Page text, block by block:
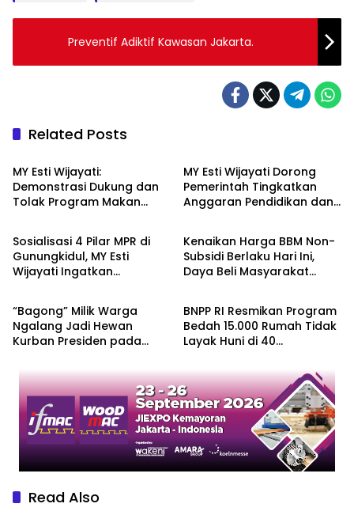
Preventif Adiktif Kawasan Jakarta.
Related Posts
Berita
MY Esti Wijayati:
Demonstrasi Dukung dan
Tolak Program Makan
MY Esti Wijayati Dorong
Pemerintah Tingkatkan
Anggaran Pendidikan dan
Berita
Sosialisasi 4 Pilar MPR di
Gunungkidul, MY Esti
Wijayati Ingatkan
Berita
Kenaikan Harga BBM Non-
Subsidi Berlaku Hari Ini,
Daya Beli Masyarakat
Berita
“Bagong” Milik Warga
Ngalang Jadi Hewan
Kurban Presiden pada
Berita
BNPP RI Resmikan Program
Bedah 15.000 Rumah Tidak
Layak Huni di 40
Perbatasan
Read Also